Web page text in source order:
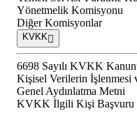
Yönetmelik Komisyonu
Diğer Komisyonlar
KVKK
6698 Sayılı KVKK
Kişisel Verilerin İşlenmesi
Genel Aydınlatma Metni
KVKK İlgili Kişi Başvuru